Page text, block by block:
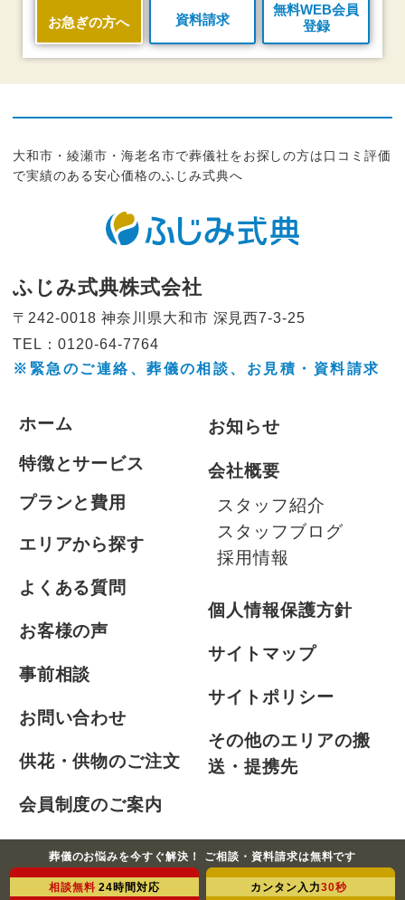
お急ぎの方へ 資料請求
無料WEB会員
登録
葬儀のお悩みを今すぐ解決！ ご相談・資料請求は無料です
相談無料 24時間対応 カンタン入力30秒
大和市・綾瀬市・海老名市で葬儀社をお探しの方は口コミ評価
で実績のある安心価格のふじみ式典へ
ふじみ式典株式会社
〒242-0018 神奈川県大和市 深見西7-3-25
TEL：0120-64-7764
※緊急のご連絡、葬儀の相談、 お見積・資料請求
ホーム
特徴とサービス
プランと費用
エリアから探す
よくある質問
お客様の声
事前相談
お問い合わせ
供花・供物のご注文
会員制度のご案内
お急ぎの方
お知らせ
会社概要
スタッフ紹介
スタッフブログ
採用情報
個人情報保護方針
サイトマップ
サイトポリシー
その他のエリアの搬
送・提携先